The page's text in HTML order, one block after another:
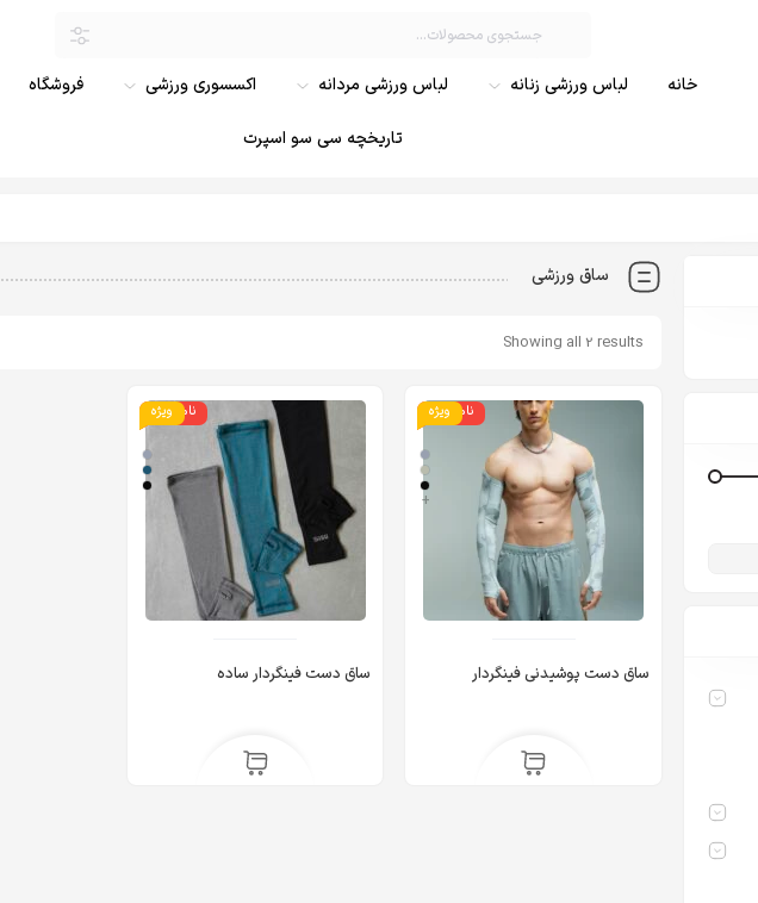
خانه لباس ورزشی زنانه لباس ورزشی مردانه اکسسوری ورزشی فروشگاه
تاریخچه سی سو اسپرت
ساق ورزشی
Showing all 2 results
ناموجود
ویژه
+
ساق دست پوشیدنی فینگردار
ناموجود
ویژه
ساق دست فینگردار ساده